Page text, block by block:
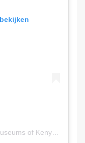
Een bericht gedeeld door National Museums of Kenya (@museumsofkenya)